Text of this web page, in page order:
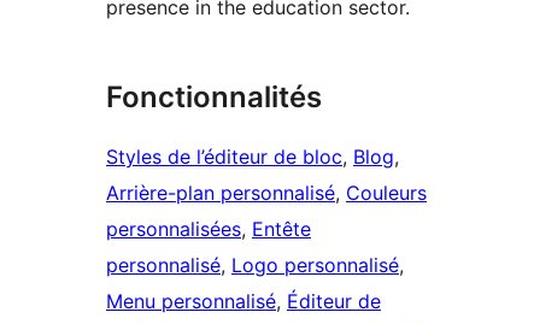
presence in the education sector.
Fonctionnalités
Styles de l’éditeur de bloc, Blog
Arrière-plan personnalisé, Couleurs
personnalisées, Entête
personnalisé, Logo personnalisé
Menu personnalisé, Éditeur de